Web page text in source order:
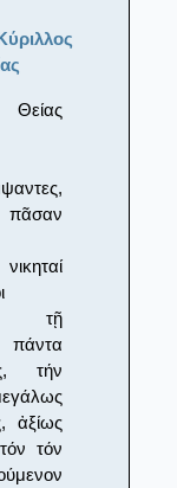
πᾶσαν
τῇ
πάντα
τήν
ἀξίως
τόν